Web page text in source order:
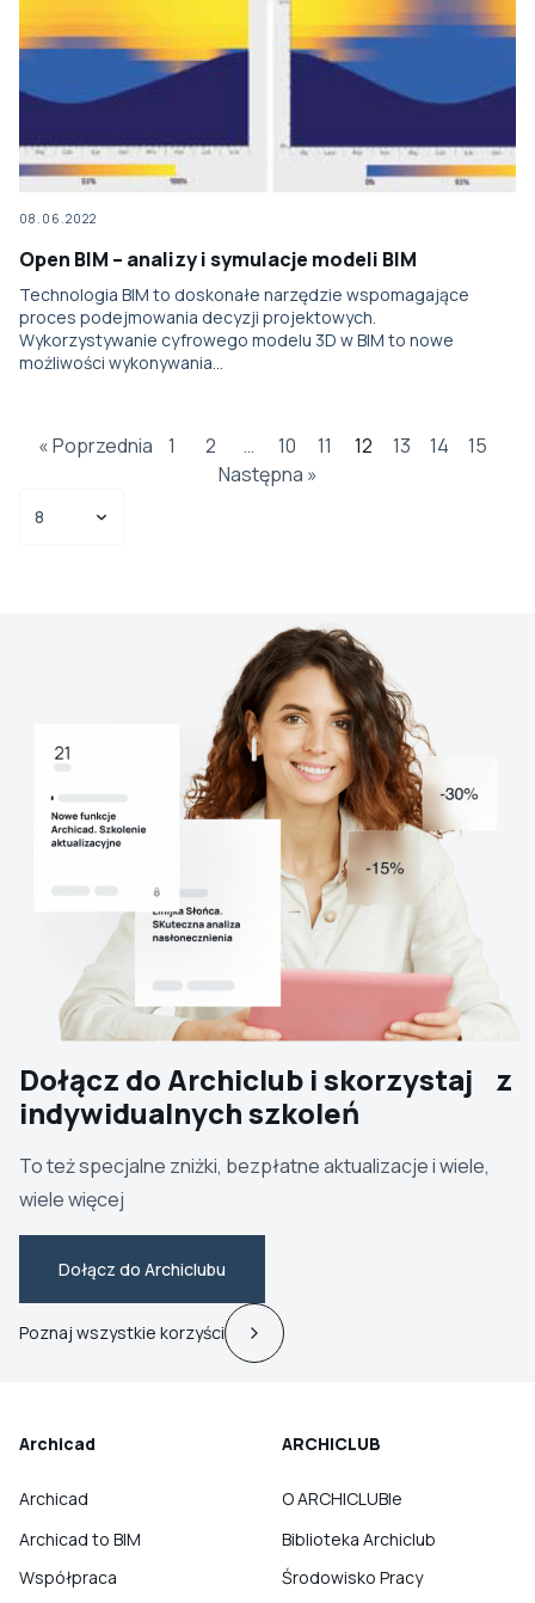
08.06.2022
Open BIM – analizy i symulacje modeli BIM
Technologia BIM to doskonałe narzędzie wspomagające
proces podejmowania decyzji projektowych.
Wykorzystywanie cyfrowego modelu 3D w BIM to nowe
możliwości wykonywania…
« Poprzednia 1 2 … 10 11 12 13 14
15
Następna »
8
Select number per page
Dołącz do Archiclub i skorzystaj z
indywidualnych szkoleń
To też specjalne zniżki, bezpłatne aktualizacje i wiele,
wiele więcej
Dołącz do Archiclubu
Poznaj wszystkie korzyści
Archicad
Archicad
Archicad to BIM
Współpraca
ARCHICLUB
O ARCHICLUBIe
Biblioteka Archiclub
Środowisko Pracy